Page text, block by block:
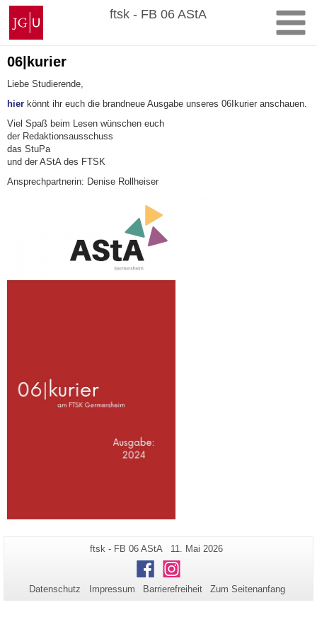
Zum
Inhalt
springen
Johannes
Gutenberg-
Universität
Mainz
ftsk - FB 06 AStA
06|kurier
Liebe Studierende,
hier könnt ihr euch die brandneue Ausgabe unseres 06Ikurier anschauen.
Viel Spaß beim Lesen wünschen euch
der Redaktionsausschuss
das StuPa
und der AStA des FTSK
Ansprechpartnerin: Denise Rollheiser
Zusätzliche
Informationen
zu
dieser
Seiten-
ftsk - FB 06 AStA
Letzte
Aktualisierung:
11. Mai 2026
FacebookInstagram
Datenschutz Impressum Barrierefreiheit Zum Seitenanfang